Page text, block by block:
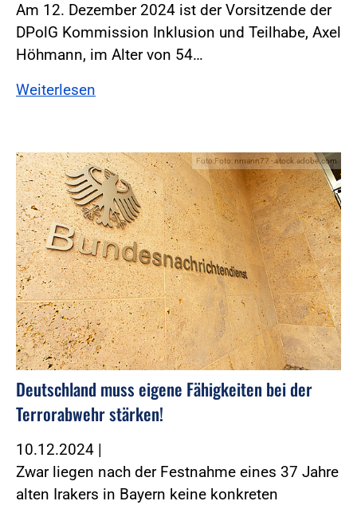
Am 12. Dezember 2024 ist der Vorsitzende der
DPolG Kommission Inklusion und Teilhabe, Axel
Höhmann, im Alter von 54…
Weiterlesen
Foto:Foto: nmann77 - stock.adobe.com
Deutschland muss eigene Fähigkeiten bei der
Terrorabwehr stärken!
10.12.2024 |
Zwar liegen nach der Festnahme eines 37 Jahre
alten Irakers in Bayern keine konkreten